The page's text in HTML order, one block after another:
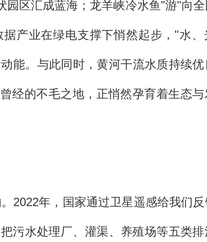
区汇成蓝海；龙羊峡冷水鱼"游"向全
产业在绿电支撑下悄然起步，"水、
能。与此同时，黄河干流水质持续
经的不毛之地，正悄然孕育着生态
2022年，国家通过卫星遥感给我们
污水处理厂、灌渠、养殖场等五类排